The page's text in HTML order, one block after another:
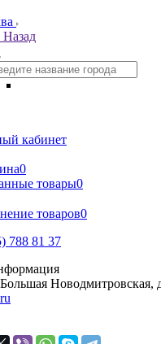
Назад
кабинет
0
товары0
товаров0
788 81 37
Новодмитровская,